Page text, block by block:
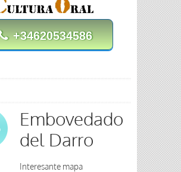
+34620534586
Embovedado
del Darro
Interesante mapa